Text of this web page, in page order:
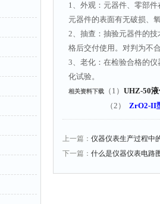
1、外观：元器件、零部
元器件的表面有无破损、
2、抽查：抽验元器件的
格后交付使用。对判为不
3、老化：在检验合格的
化试验。
相关资料下载 （1） UHZ-50
（2）
ZrO2-II
上一篇： 仪器仪表生产过程中
下一篇： 什么是仪器仪表电路